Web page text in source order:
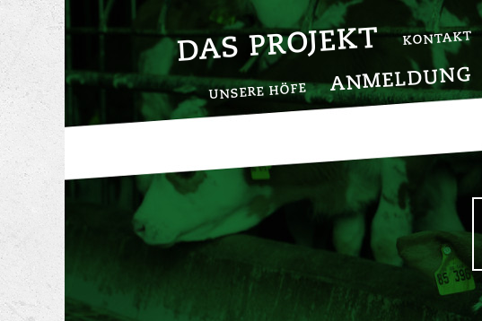
DAS PROJEKT KONTAKT
UNSERE HÖFE ANMELDUNG